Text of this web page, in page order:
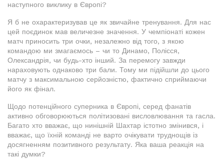
наступного виклику в Європі?
Я б не охарактеризував це як звичайне тренування. Для нас
цей поєдинок мав величезне значення. У чемпіонаті кожен
матч приносить три очки, незалежно від того, з якою
командою ми змагаємось – чи то Динамо, Полісся,
Олександрія, чи будь-хто інший. За перемогу завжди
нараховують однаково три бали. Тому ми підійшли до цього
матчу з максимальною серйозністю, фактично сприймаючи
його як фінал.
Щодо потенційного суперника в Європі, серед фанатів
активно обговорюються політизовані висловлювання та гасла.
Багато хто вважає, що нинішній Шахтар істотно змінився, і
вважає, що їхній команді не варто очікувати труднощів із
досягненням позитивного результату. Яка ваша реакція на
такі думки?